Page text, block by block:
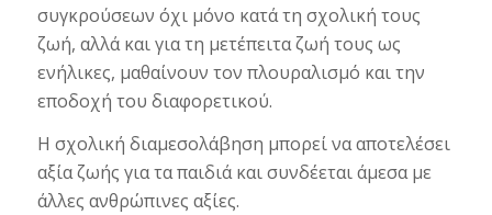
συγκρούσεων όχι μόνο κατά τη σχολική τους
ζωή, αλλά και για τη μετέπειτα ζωή τους ως
ενήλικες, μαθαίνουν τον πλουραλισμό και την
εποδοχή του διαφορετικού.
Η σχολική διαμεσολάβηση μπορεί να αποτελέσει
αξία ζωής για τα παιδιά και συνδέεται άμεσα με
άλλες ανθρώπινες αξίες.